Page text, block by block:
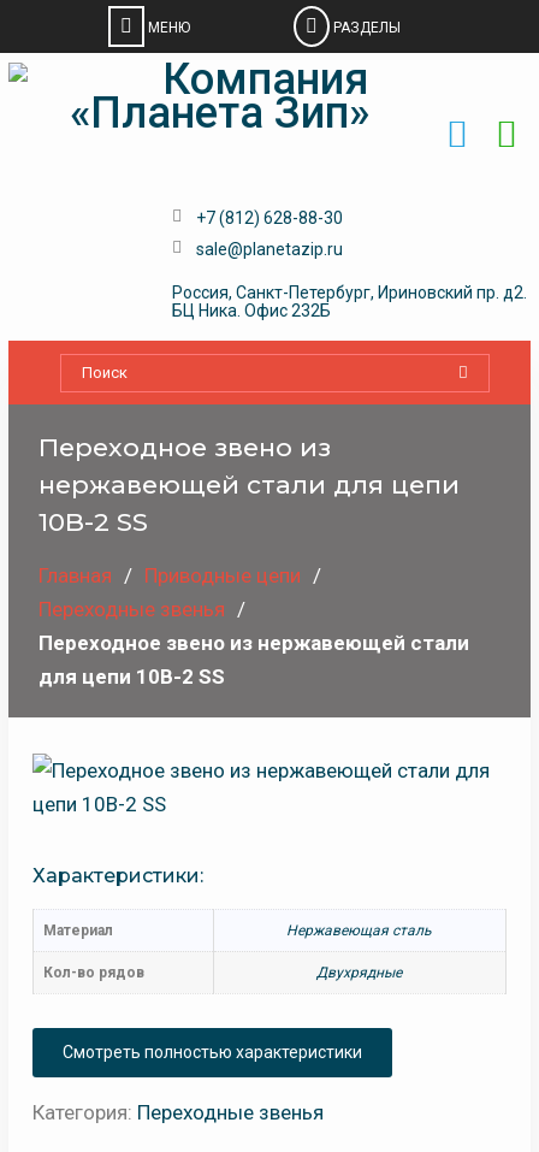
Skip
+7 (812) 628-88-30
sale@planetazip.ru
Россия, Санкт-Петербург, Ириновский пр. д2.
БЦ Ника. Офис 232Б
Переходное звено из
нержавеющей стали для цепи
10B-2 SS
Главная
Приводные цепи
Переходные звенья
Переходное звено из нержавеющей стали
для цепи 10B-2 SS
Характеристики:
Материал Нержавеющая сталь
Кол-во рядов Двухрядные
Смотреть полностью характеристики
Категория: Переходные звенья